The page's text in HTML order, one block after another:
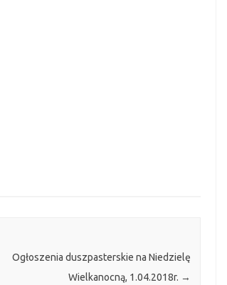
Ogłoszenia duszpasterskie na Niedzielę
Wielkanocną, 1.04.2018r. →